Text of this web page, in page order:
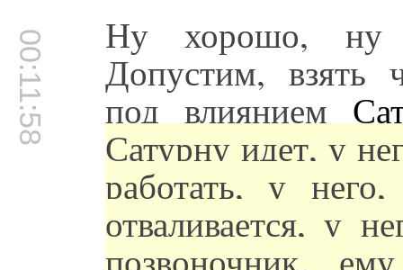
00:11:58 Ну хорошо, ну
Допустим, взять
под влиянием
Сатурну идет, у
работать, у
отваливается, у